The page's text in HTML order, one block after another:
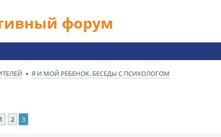
форум
Я И МОЙ РЕБЕНОК. БЕСЕДЫ С ПСИХОЛОГОМ
2 3